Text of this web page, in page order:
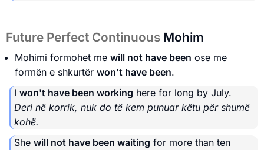
Future Perfect Continuous Mohim
Mohimi formohet me will not have been ose me
formën e shkurtër won't have been.
I won't have been working here for long by July.
Deri në korrik, nuk do të kem punuar këtu për shumë
kohë.
She will not have been waiting for more than ten